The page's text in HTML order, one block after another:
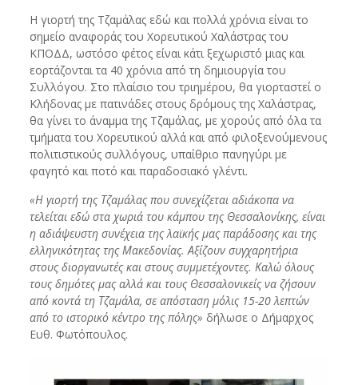
Η γιορτή της Τζαμάλας εδώ και πολλά χρόνια είναι το
σημείο αναφοράς του Χορευτικού Χαλάστρας του
ΚΠΟΔΔ, ωστόσο φέτος είναι κάτι ξεχωριστό μιας και
εορτάζονται τα 40 χρόνια από τη δημιουργία του
Συλλόγου. Στο πλαίσιο του τριημέρου, θα γιορταστεί ο
Κλήδονας με πατινάδες στους δρόμους της Χαλάστρας,
θα γίνει το άναμμα της Τζαμάλας, με χορούς από όλα τα
τμήματα του Χορευτικού αλλά και από φιλοξενούμενους
πολιτιστικούς συλλόγους, υπαίθριο πανηγύρι με
φαγητό και ποτό και παραδοσιακό γλέντι.
«Η γιορτή της Τζαμάλας που συνεχίζεται αδιάκοπα να
τελείται εδώ στα χωριά του κάμπου της Θεσσαλονίκης, είναι
η αδιάψευστη συνέχεια της λαϊκής μας παράδοσης και της
ελληνικότητας της Μακεδονίας. Αξίζουν συγχαρητήρια
στους διοργανωτές και στους συμμετέχοντες. Καλώ όλους
τους δημότες μας αλλά και τους Θεσσαλονικείς να ζήσουν
από κοντά τη Τζαμάλα, σε απόσταση μόλις 15-20 λεπτών
από το ιστορικό κέντρο της πόλης» δήλωσε ο Δήμαρχος
Ευθ. Φωτόπουλος.